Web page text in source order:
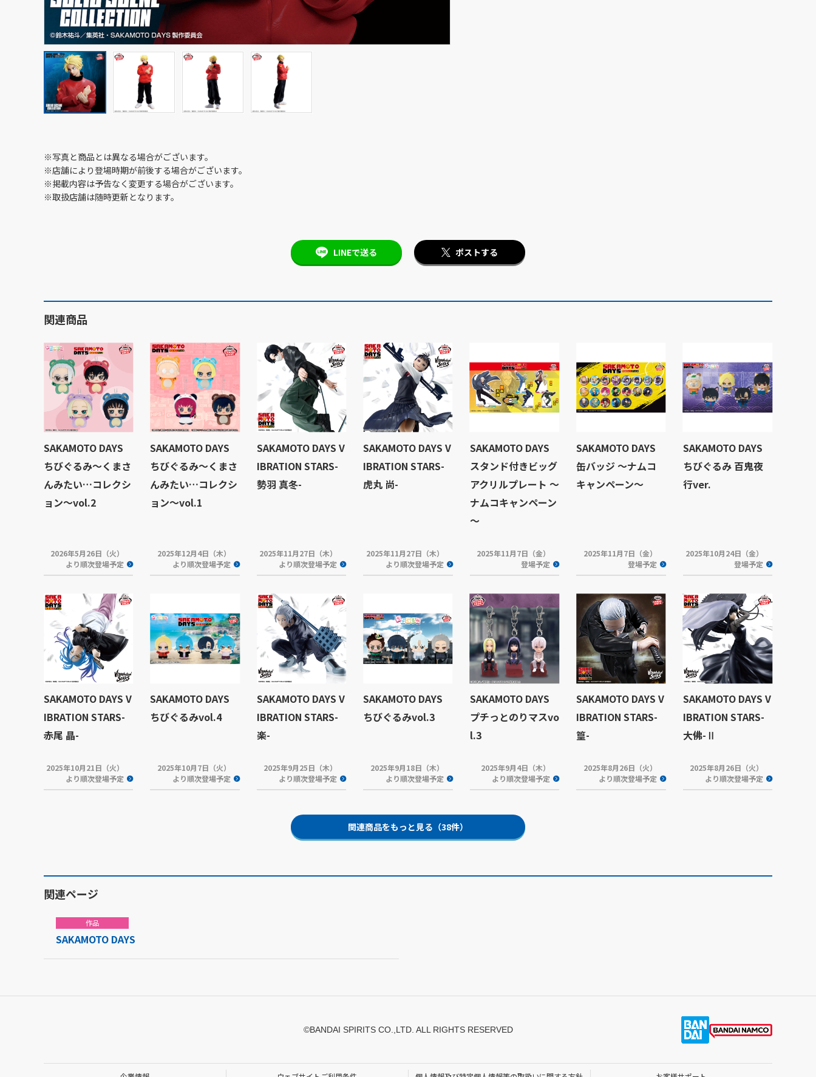
※写真と商品とは異なる場合がございます。
※店舗により登場時期が前後する場合がございます。
※掲載内容は予告なく変更する場合がございます。
※取扱店舗は随時更新となります。
LINEで送る ポストする
関連商品
SAKAMOTO DAYS
ちびぐるみ～くまさ
んみたい…コレクシ
ョン～vol.2
2026年5月26日（火）
より順次登場予定
SAKAMOTO DAYS
ちびぐるみ～くまさ
んみたい…コレクシ
ョン～vol.1
2025年12月4日（木）
より順次登場予定
SAKAMOTO DAYS V
IBRATION STARS-
勢羽 真冬-
2025年11月27日（木）
より順次登場予定
SAKAMOTO DAYS V
IBRATION STARS-
虎丸 尚-
2025年11月27日（木）
より順次登場予定
SAKAMOTO DAYS
スタンド付きビッグ
アクリルプレート ～
ナムコキャンペーン
～
2025年11月7日（金）
登場予定
SAKAMOTO DAYS
缶バッジ ～ナムコ
キャンペーン～
2025年11月7日（金）
登場予定
SAKAMOTO DAYS
ちびぐるみ 百鬼夜
行ver.
2025年10月24日（金）
登場予定
SAKAMOTO DAYS V
IBRATION STARS-
赤尾 晶-
2025年10月21日（火）
より順次登場予定
SAKAMOTO DAYS
ちびぐるみvol.4
2025年10月7日（火）
より順次登場予定
SAKAMOTO DAYS V
IBRATION STARS-
楽-
2025年9月25日（木）
より順次登場予定
SAKAMOTO DAYS
ちびぐるみvol.3
2025年9月18日（木）
より順次登場予定
SAKAMOTO DAYS
プチっとのりマスvo
l.3
2025年9月4日（木）
より順次登場予定
SAKAMOTO DAYS V
IBRATION STARS-
篁-
2025年8月26日（火）
より順次登場予定
SAKAMOTO DAYS V
IBRATION STARS-
大佛-Ⅱ
2025年8月26日（火）
より順次登場予定
関連商品をもっと見る（38件）
関連ページ
作品
SAKAMOTO DAYS
©BANDAI SPIRITS CO.,LTD. ALL RIGHTS RESERVED